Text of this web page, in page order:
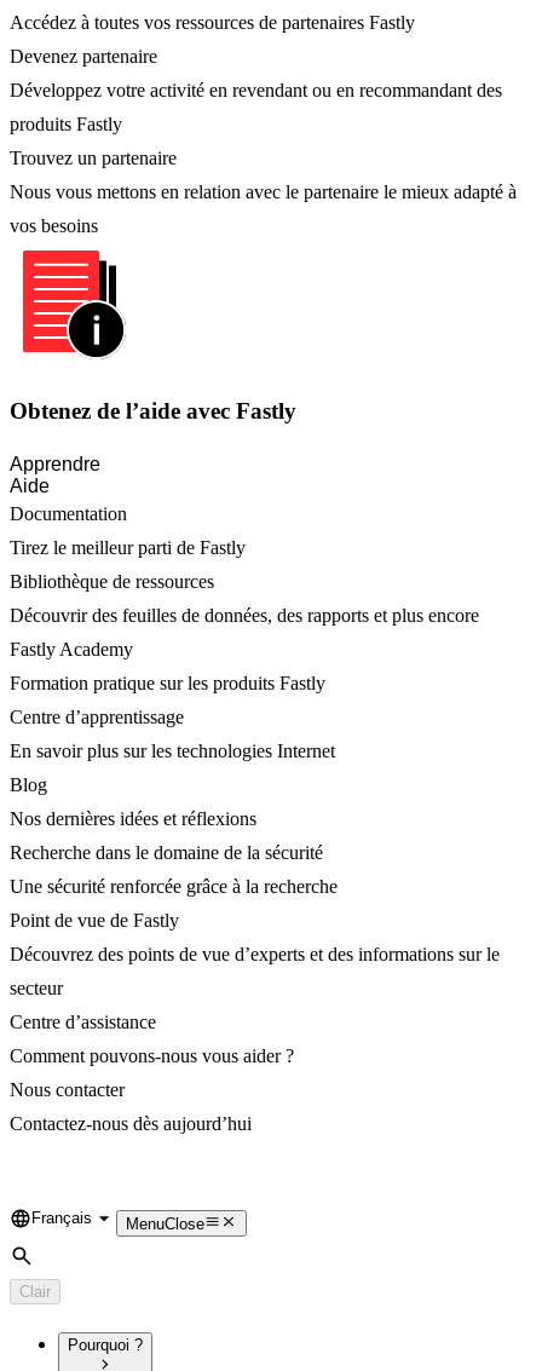
Accédez à toutes vos ressources de partenaires Fastly
Devenez partenaire
Développez votre activité en revendant ou en recommandant des
produits Fastly
Trouvez un partenaire
Nous vous mettons en relation avec le partenaire le mieux adapté à
vos besoins
Obtenez de l’aide avec Fastly
Apprendre
Aide
Documentation
Tirez le meilleur parti de Fastly
Bibliothèque de ressources
Découvrir des feuilles de données, des rapports et plus encore
Fastly Academy
Formation pratique sur les produits Fastly
Centre d’apprentissage
En savoir plus sur les technologies Internet
Blog
Nos dernières idées et réflexions
Recherche dans le domaine de la sécurité
Une sécurité renforcée grâce à la recherche
Point de vue de Fastly
Découvrez des points de vue d’experts et des informations sur le
secteur
Centre d’assistance
Comment pouvons-nous vous aider ?
Nous contacter
Contactez-nous dès aujourd’hui
Language
Français MenuClose
Rechercher
Clair
Pourquoi ?